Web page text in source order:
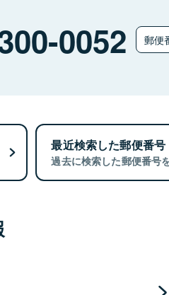
0052 郵便
最近検索した郵便番号
過去に検索した郵便番号